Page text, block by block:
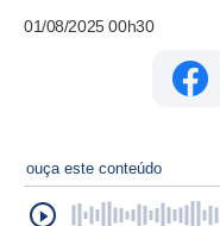
01/08/2025 00h30
ouça este conteúdo